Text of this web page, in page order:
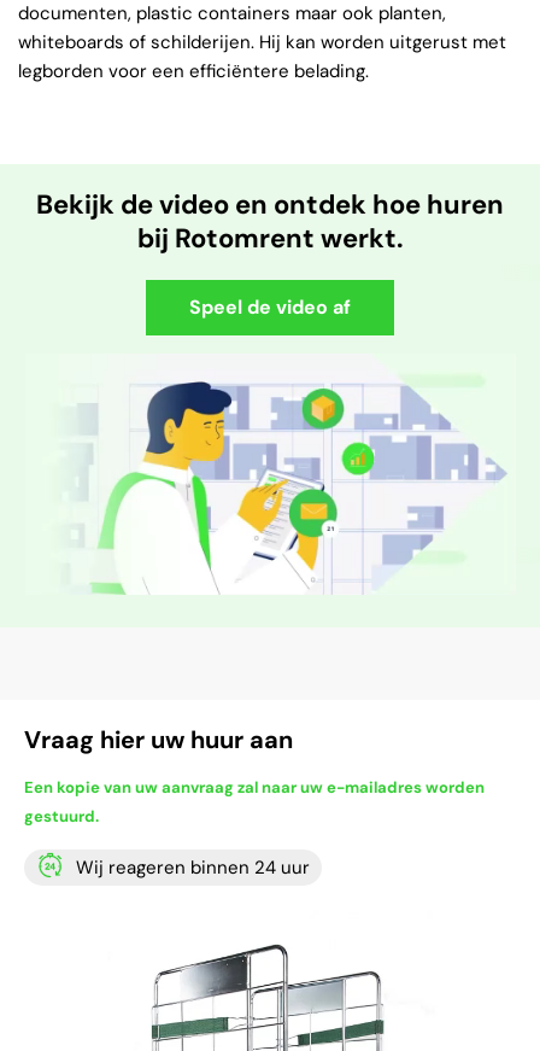
documenten, plastic containers maar ook planten,
whiteboards of schilderijen. Hij kan worden uitgerust met
legborden voor een efficiëntere belading.
Bekijk de video en ontdek hoe huren
bij Rotomrent werkt.
Speel de video af
Vraag hier uw huur aan
Een kopie van uw aanvraag zal naar uw e-mailadres worden
gestuurd.
Wij reageren binnen 24 uur